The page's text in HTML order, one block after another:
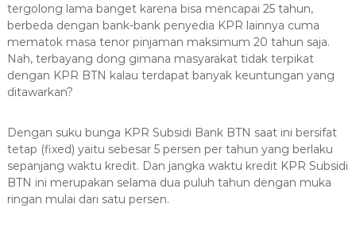
tergolong lama banget karena bisa mencapai 25 tahun,
berbeda dengan bank-bank penyedia KPR lainnya cuma
mematok masa tenor pinjaman maksimum 20 tahun saja.
Nah, terbayang dong gimana masyarakat tidak terpikat
dengan KPR BTN kalau terdapat banyak keuntungan yang
ditawarkan?
Dengan suku bunga KPR Subsidi Bank BTN saat ini bersifat
tetap (fixed) yaitu sebesar 5 persen per tahun yang berlaku
sepanjang waktu kredit. Dan jangka waktu kredit KPR Subsidi
BTN ini merupakan selama dua puluh tahun dengan muka
ringan mulai dari satu persen.